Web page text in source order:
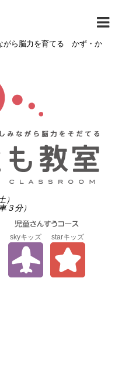
がら脳力を育てる かず・か
３分）
skyキッズ starキッズ